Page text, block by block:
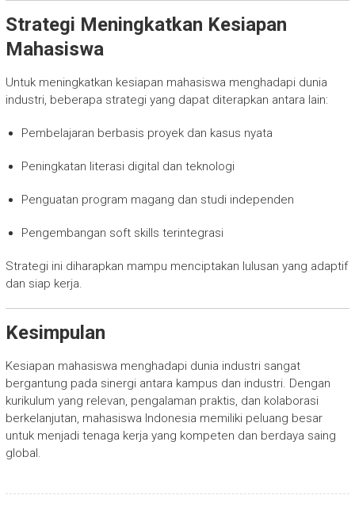
Strategi Meningkatkan Kesiapan
Mahasiswa
Untuk meningkatkan kesiapan mahasiswa menghadapi dunia
industri, beberapa strategi yang dapat diterapkan antara lain:
Pembelajaran berbasis proyek dan kasus nyata
Peningkatan literasi digital dan teknologi
Penguatan program magang dan studi independen
Pengembangan soft skills terintegrasi
Strategi ini diharapkan mampu menciptakan lulusan yang adaptif
dan siap kerja.
Kesimpulan
Kesiapan mahasiswa menghadapi dunia industri sangat
bergantung pada sinergi antara kampus dan industri. Dengan
kurikulum yang relevan, pengalaman praktis, dan kolaborasi
berkelanjutan, mahasiswa Indonesia memiliki peluang besar
untuk menjadi tenaga kerja yang kompeten dan berdaya saing
global.